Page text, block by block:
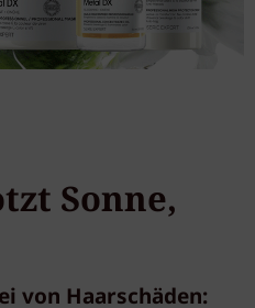
Sonne,
von Haarschäden: